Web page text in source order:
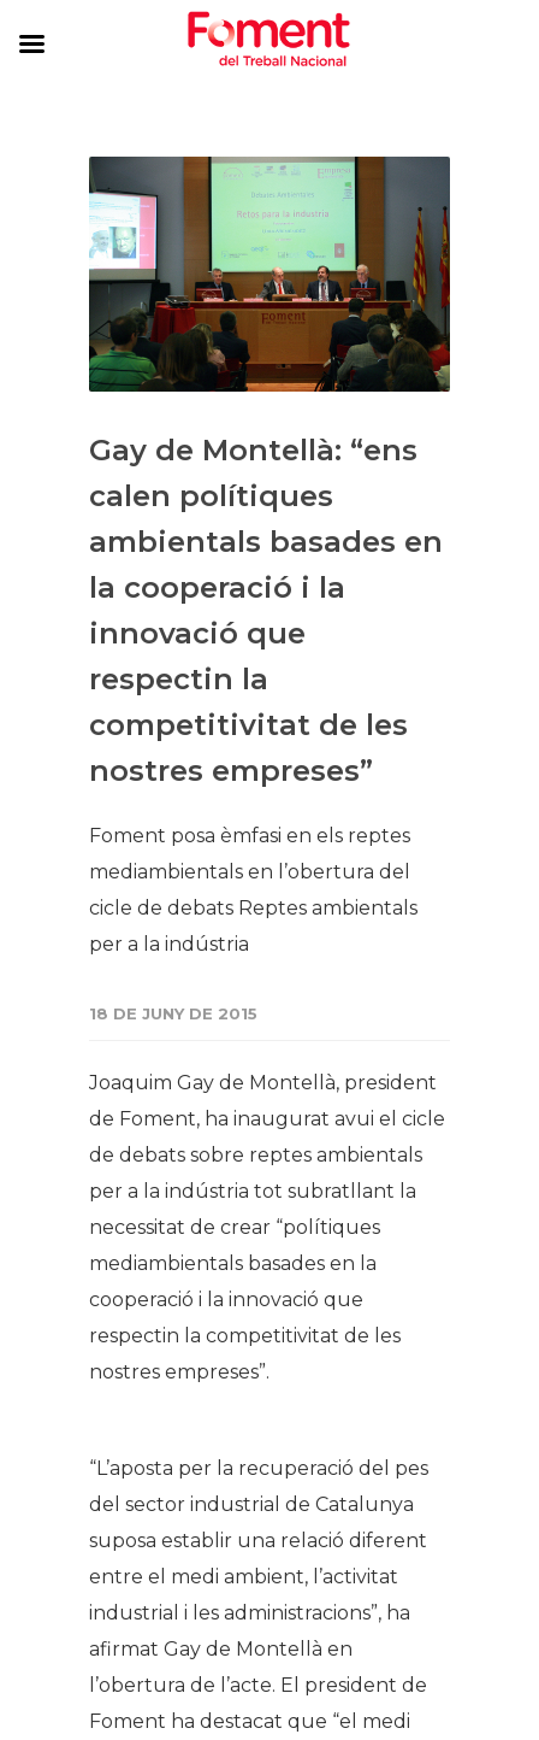
Gay de Montellà: “ens
calen polítiques
ambientals basades en
la cooperació i la
innovació que
respectin la
competitivitat de les
nostres empreses”
Foment posa èmfasi en els reptes
mediambientals en l’obertura del
cicle de debats Reptes ambientals
per a la indústria
18 DE JUNY DE 2015
Joaquim Gay de Montellà, president
de Foment, ha inaugurat avui el cicle
de debats sobre reptes ambientals
per a la indústria tot subratllant la
necessitat de crear “polítiques
mediambientals basades en la
cooperació i la innovació que
respectin la competitivitat de les
nostres empreses”.
“L’aposta per la recuperació del pes
del sector industrial de Catalunya
suposa establir una relació diferent
entre el medi ambient, l’activitat
industrial i les administracions”, ha
afirmat Gay de Montellà en
l’obertura de l’acte. El president de
Foment ha destacat que “el medi